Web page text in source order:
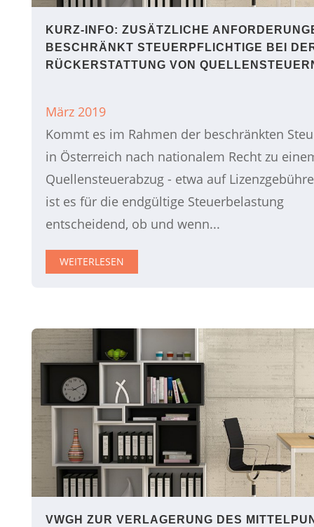
KURZ-INFO: ZUSÄTZLICHE
BESCHRÄNKT STEUERPFLICHTIGE BEI
RÜCKERSTATTUNG VON
März 2019
Kommt es im Rahmen der beschränkten
in Österreich nach nationalem Recht zu
Quellensteuerabzug - etwa auf
ist es für die endgültige Steuerbelastung
entscheidend, ob und wenn...
WEITERLESEN
VWGH ZUR VERLAGERUNG DES